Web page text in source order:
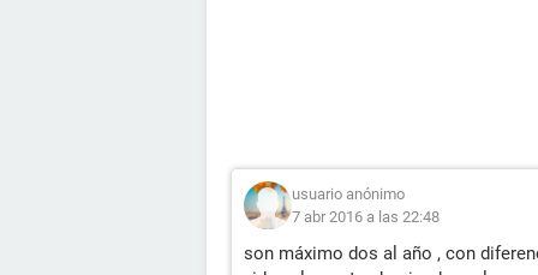
usuario anónimo
7 abr 2016 a las 22:48
son máximo dos al año , con